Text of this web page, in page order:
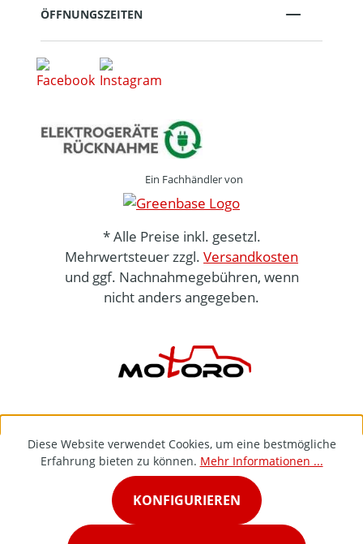
ÖFFNUNGSZEITEN
Ein Fachhändler von
* Alle Preise inkl. gesetzl.
Mehrwertsteuer zzgl. Versandkosten
und ggf. Nachnahmegebühren, wenn
nicht anders angegeben.
Diese Website verwendet Cookies, um eine bestmögliche
Erfahrung bieten zu können. Mehr Informationen ...
KONFIGURIEREN